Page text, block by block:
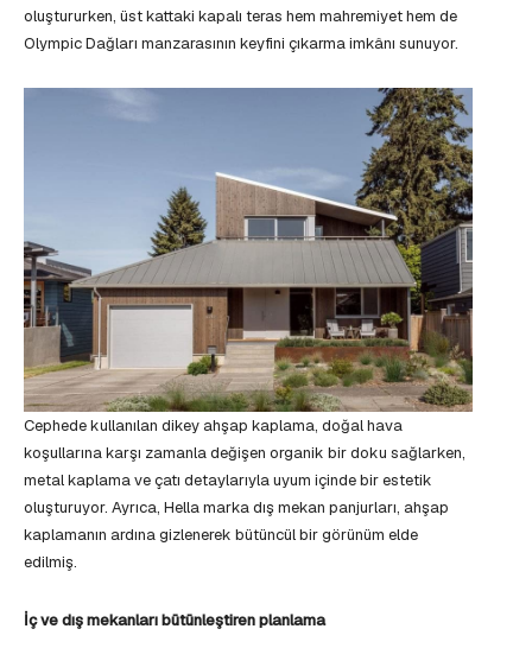
oluştururken, üst kattaki kapalı teras hem mahremiyet hem de
Olympic Dağları manzarasının keyfini çıkarma imkânı sunuyor.
Cephede kullanılan dikey ahşap kaplama, doğal hava
koşullarına karşı zamanla değişen organik bir doku sağlarken,
metal kaplama ve çatı detaylarıyla uyum içinde bir estetik
oluşturuyor. Ayrıca, Hella marka dış mekan panjurları, ahşap
kaplamanın ardına gizlenerek bütüncül bir görünüm elde
edilmiş.
İç ve dış mekanları bütünleştiren planlama